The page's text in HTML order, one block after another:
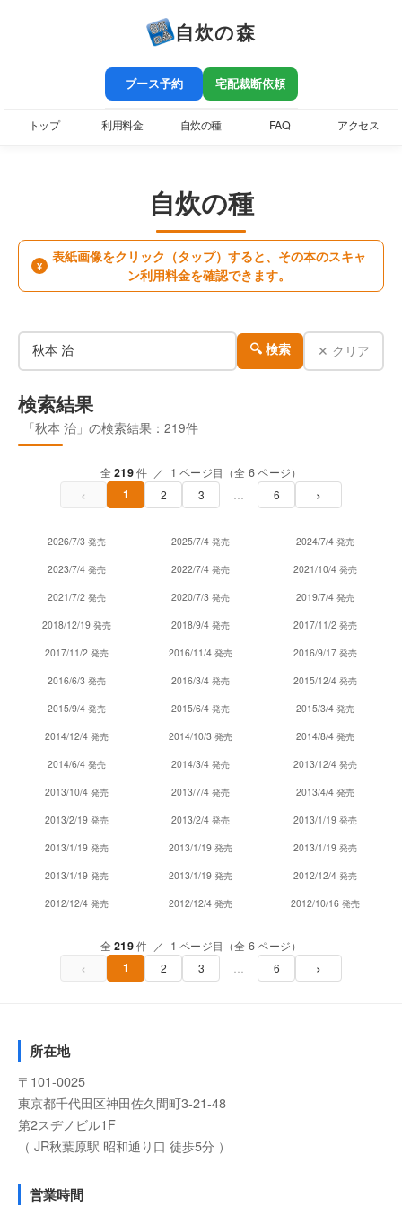
自炊の森
ブース予約 宅配裁断依頼
トップ 利用料金 自炊の種 FAQ アクセス
自炊の種
¥
表紙画像をクリック（タップ）すると、その本のスキャ
ン利用料金を確認できます。
🔍 検索 ✕ クリア
検索結果
「秋本 治」の検索結果：219件
全219件 ／ 1 ページ目（全 6 ページ）
‹ 1 2 3 6 ›
2026/7/3 発売 2025/7/4 発売 2024/7/4 発売
2023/7/4 発売 2022/7/4 発売 2021/10/4 発売
2021/7/2 発売 2020/7/3 発売 2019/7/4 発売
2018/12/19 発売 2018/9/4 発売 2017/11/2 発売
2017/11/2 発売 2016/11/4 発売 2016/9/17 発売
2016/6/3 発売 2016/3/4 発売 2015/12/4 発売
2015/9/4 発売 2015/6/4 発売 2015/3/4 発売
2014/12/4 発売 2014/10/3 発売 2014/8/4 発売
2014/6/4 発売 2014/3/4 発売 2013/12/4 発売
2013/10/4 発売 2013/7/4 発売 2013/4/4 発売
2013/2/19 発売 2013/2/4 発売 2013/1/19 発売
2013/1/19 発売 2013/1/19 発売 2013/1/19 発売
2013/1/19 発売 2013/1/19 発売 2012/12/4 発売
2012/12/4 発売 2012/12/4 発売 2012/10/16 発売
全219件 ／ 1 ページ目（全 6 ページ）
‹ 1 2 3 6 ›
所在地
〒101-0025
東京都千代田区神田佐久間町3-21-48
第2スヂノビル1F
（ JR秋葉原駅 昭和通り口 徒歩5分 ）
営業時間